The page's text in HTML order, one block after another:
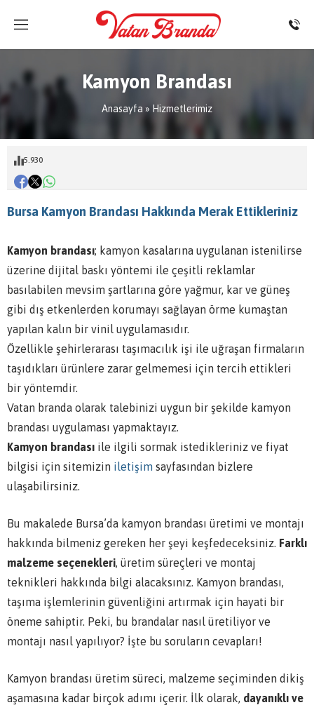
Kamyon Brandası
Anasayfa » Hizmetlerimiz
5.930
Bursa Kamyon Brandası Hakkında Merak Ettikleriniz
Kamyon brandası; kamyon kasalarına uygulanan istenilirse
üzerine dijital baskı yöntemi ile çeşitli reklamlar
basılabilen mevsim şartlarına göre yağmur, kar ve güneş
gibi dış etkenlerden korumayı sağlayan örme kumaştan
yapılan kalın bir vinil uygulamasıdır.
Özellikle şehirlerarası taşımacılık işi ile uğraşan firmaların
taşıdıkları ürünlere zarar gelmemesi için tercih ettikleri
bir yöntemdir.
Vatan branda olarak talebinizi uygun bir şekilde kamyon
brandası uygulaması yapmaktayız.
Kamyon brandası ile ilgili sormak istedikleriniz ve fiyat
bilgisi için sitemizin iletişim sayfasından bizlere
ulaşabilirsiniz.
Bu makalede Bursa’da kamyon brandası üretimi ve montajı
hakkında bilmeniz gereken her şeyi keşfedeceksiniz. Farklı
malzeme seçenekleri, üretim süreçleri ve montaj
teknikleri hakkında bilgi alacaksınız. Kamyon brandası,
taşıma işlemlerinin güvenliğini artırmak için hayati bir
öneme sahiptir. Peki, bu brandalar nasıl üretiliyor ve
montajı nasıl yapılıyor? İşte bu soruların cevapları!
Kamyon brandası üretim süreci, malzeme seçiminden dikiş
aşamasına kadar birçok adımı içerir. İlk olarak, dayanıklı ve